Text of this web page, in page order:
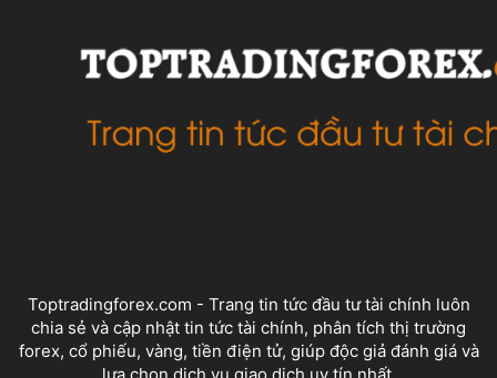
Toptradingforex.com - Trang tin tức đầu tư tài chính luôn
chia sẻ và cập nhật tin tức tài chính, phân tích thị trường
forex, cổ phiếu, vàng, tiền điện tử, giúp độc giả đánh giá và